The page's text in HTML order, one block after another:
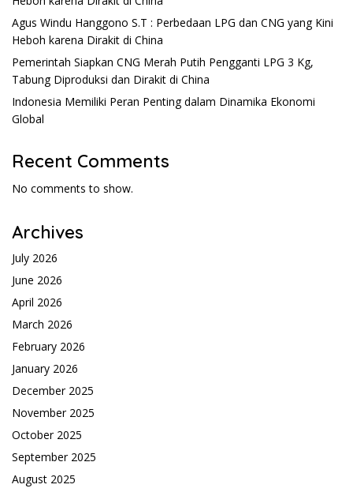
Agus Windu Hanggono S.T : Perbedaan LPG dan CNG yang Kini
Heboh karena Dirakit di China
Pemerintah Siapkan CNG Merah Putih Pengganti LPG 3 Kg,
Tabung Diproduksi dan Dirakit di China
Indonesia Memiliki Peran Penting dalam Dinamika Ekonomi
Global
Recent Comments
No comments to show.
Archives
July 2026
June 2026
April 2026
March 2026
February 2026
January 2026
December 2025
November 2025
October 2025
September 2025
August 2025